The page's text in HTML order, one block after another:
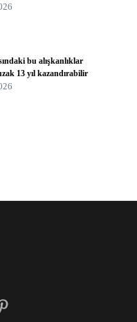
bu alışkanlıklar
13 yıl kazandırabilir